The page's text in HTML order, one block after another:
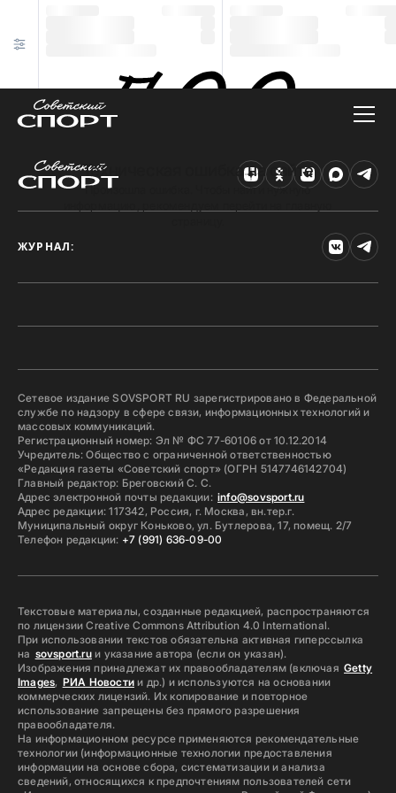
Техническая ошибка на сайте
Произошла ошибка. Чтобы найти нужную
ЖУРНАЛ:
Сетевое издание SOVSPORT RU зарегистрировано в Федеральной
службе по надзору в сфере связи, информационных технологий и
массовых коммуникаций.
Регистрационный номер: Эл № ФС 77-60106 от 10.12.2014
Учредитель: Общество с ограниченной ответственностью
«Редакция газеты «Советский спорт» (ОГРН 5147746142704)
Главный редактор: Бреговский С. С.
Адрес электронной почты редакции: info@sovsport.ru
Адрес редакции: 117342, Россия, г. Москва, вн.тер.г.
Муниципальный округ Коньково, ул. Бутлерова, 17, помещ. 2/7
Телефон редакции: +7 (991) 636-09-00
Текстовые материалы, созданные редакцией, распространяются
по лицензии Creative Commons Attribution 4.0 International.
При использовании текстов обязательна активная гиперссылка
на sovsport.ruи указание автора (если он указан).
Изображения принадлежат их правообладателям (включая Getty
Images, РИА Новостии др.) и используются на основании
коммерческих лицензий. Их копирование и повторное
использование запрещены без прямого разрешения
правообладателя.
На информационном ресурсе применяются рекомендательные
технологии (информационные технологии предоставления
информации на основе сбора, систематизации и анализа
сведений, относящихся к предпочтениям пользователей сети